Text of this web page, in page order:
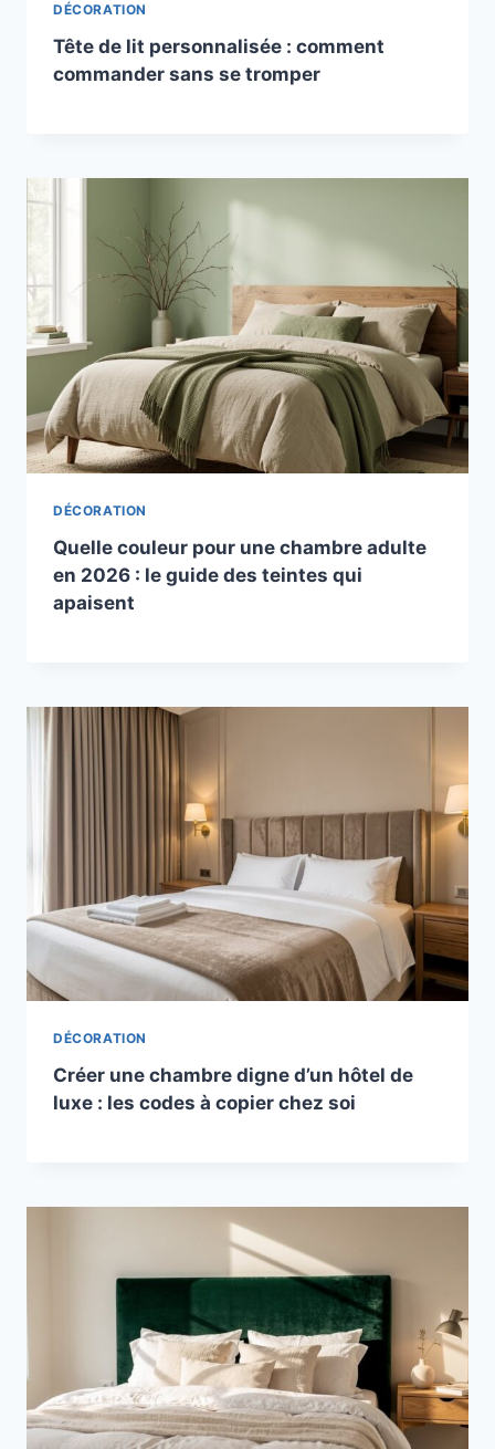
DÉCORATION
Tête de lit personnalisée : comment
commander sans se tromper
DÉCORATION
Quelle couleur pour une chambre adulte
en 2026 : le guide des teintes qui
apaisent
DÉCORATION
Créer une chambre digne d’un hôtel de
luxe : les codes à copier chez soi